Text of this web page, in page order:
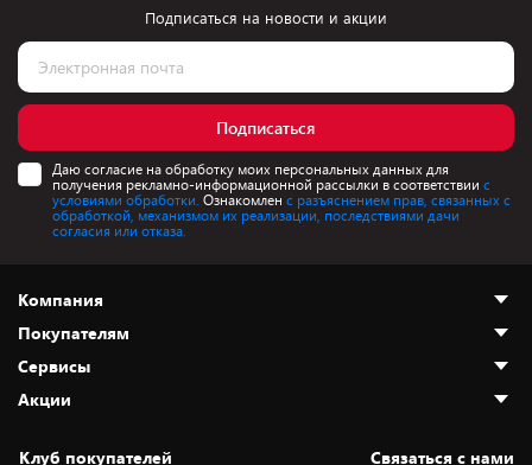
Подписаться на новости и акции
Подписаться
Даю согласие на обработку моих персональных данных для
получения рекламно-информационной рассылки в соответствии с
условиями обработки. Ознакомлен с разъяснением прав, связанных с
обработкой, механизмом их реализации, последствиями дачи
согласия или отказа.
Компания
О нас
Адреса магазинов
Новости
Статьи и обзоры
Покупателям
Как сделать заказ
Оплата и доставка
Безналичный расчёт
Сервисы
Установка техники
Акции
Скидки и промокоды
Клуб покупателей
Cвязаться с нами